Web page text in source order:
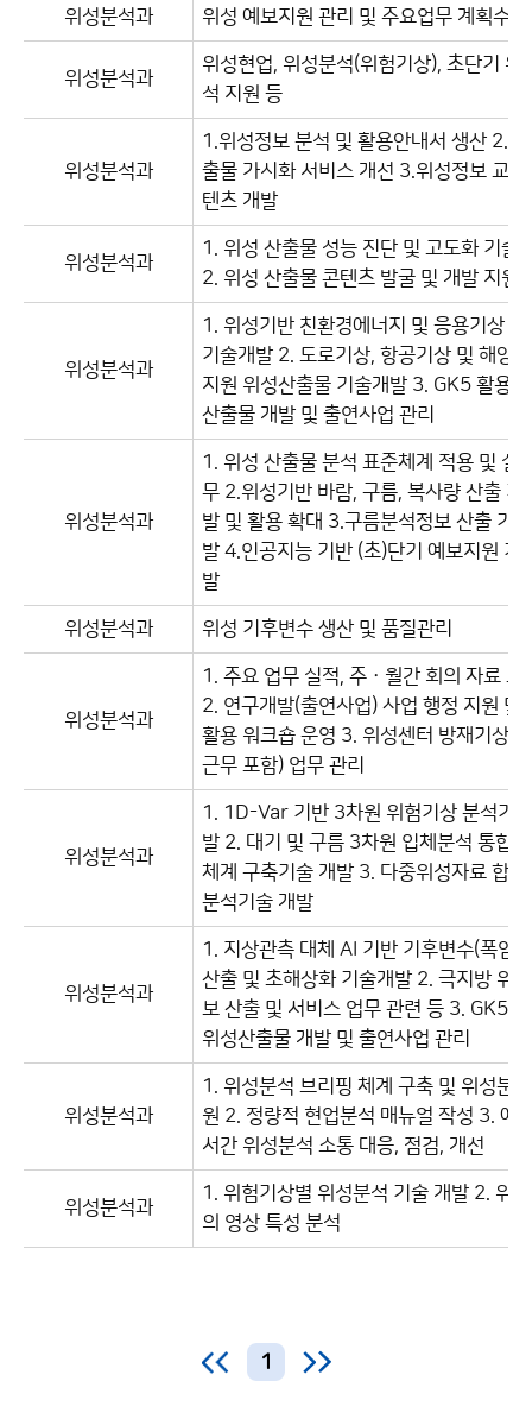
위성분석과 위성 예보지원 관리 및 주요업무 계획수립
위성분석과
위성현업, 위성분석(위험기상), 초단기 위
석 지원 등
위성분석과
1.위성정보 분석 및 활용안내서 생산 2.위
출물 가시화 서비스 개선 3.위성정보 교육
텐츠 개발
위성분석과
1. 위성 산출물 성능 진단 및 고도화 기술
2. 위성 산출물 콘텐츠 발굴 및 개발 지원
위성분석과
1. 위성기반 친환경에너지 및 응용기상 관
기술개발 2. 도로기상, 항공기상 및 해양
지원 위성산출물 기술개발 3. GK5 활용
산출물 개발 및 출연사업 관리
위성분석과
1. 위성 산출물 분석 표준체계 적용 및 실
무 2.위성기반 바람, 구름, 복사량 산출 기
발 및 활용 확대 3.구름분석정보 산출 기
발 4.인공지능 기반 (초)단기 예보지원 기
발
위성분석과 위성 기후변수 생산 및 품질관리
위성분석과
1. 주요 업무 실적, 주ㆍ월간 회의 자료 보
2. 연구개발(출연사업) 사업 행정 지원 및
활용 워크숍 운영 3. 위성센터 방재기상(
근무 포함) 업무 관리
위성분석과
1. 1D-Var 기반 3차원 위험기상 분석기
발 2. 대기 및 구름 3차원 입체분석 통합
체계 구축기술 개발 3. 다중위성자료 합성
분석기술 개발
위성분석과
1. 지상관측 대체 AI 기반 기후변수(폭염,
산출 및 초해상화 기술개발 2. 극지방 위
보 산출 및 서비스 업무 관련 등 3. GK5
위성산출물 개발 및 출연사업 관리
위성분석과
1. 위성분석 브리핑 체계 구축 및 위성분
원 2. 정량적 현업분석 매뉴얼 작성 3. 예
서간 위성분석 소통 대응, 점검, 개선
위성분석과
1. 위험기상별 위성분석 기술 개발 2. 위
의 영상 특성 분석
1